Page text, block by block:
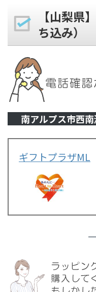
【山梨県
ち込み）
南アルプス市西南
ギフトプラザML